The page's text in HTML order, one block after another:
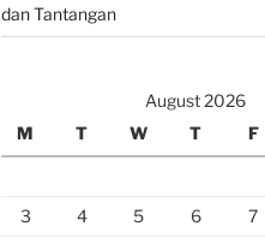
dan Tantangan
August 2026
M
T W T F
3
4 5 6 7